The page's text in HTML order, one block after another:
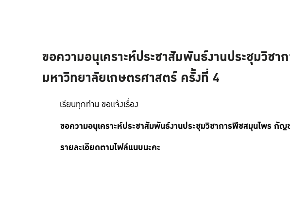
ขอความอนุเคราะห์ประชาสัมพันธ์งานประชุมวิ
มหาวิทยาลัยเกษตรศาสตร์ ครั้งที่ 4
เรียนทุกท่าน ขอแจ้งเรื่อง
ขอความอนุเคราะห์ประชาสัมพันธ์งานประชุมวิชาการพืชสมุนไพร
รายละเอียดตามไฟล์แนบนะคะ